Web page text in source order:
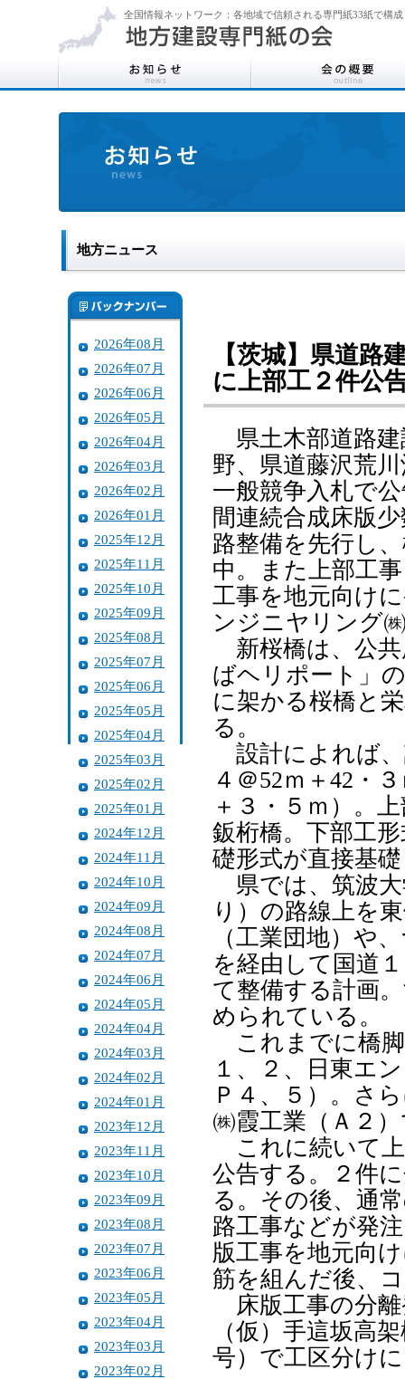
全国情報ネットワーク：各地域で信頼される専門紙33紙で構成
地方ニュース
2026年08月
2026年07月
2026年06月
2026年05月
2026年04月
2026年03月
2026年02月
2026年01月
2025年12月
2025年11月
2025年10月
2025年09月
2025年08月
2025年07月
2025年06月
2025年05月
2025年04月
2025年03月
2025年02月
2025年01月
2024年12月
2024年11月
2024年10月
2024年09月
2024年08月
2024年07月
2024年06月
2024年05月
2024年04月
2024年03月
2024年02月
2024年01月
2023年12月
2023年11月
2023年10月
2023年09月
2023年08月
2023年07月
2023年06月
2023年05月
2023年04月
2023年03月
2023年02月
【茨城】県道
に上部工２件公
県土木部道路建
野、県道藤沢荒
一般競争入札で
間連続合成床版
路整備を先行し
中。また上部工
工事を地元向け
ンジニヤリング
新桜橋は、公共
ばヘリポート」
に架かる桜橋と
る。
設計によれば、
４＠52ｍ＋42・
＋３・５ｍ）。
鈑桁橋。下部工
礎形式が直接基
県では、筑波大
り）の路線上を
（工業団地）や
を経由して国道
て整備する計画
められている。
これまでに橋脚
１、２、日東エ
Ｐ４、５）。さ
㈱霞工業（Ａ２
これに続いて上
公告する。２件
る。その後、通
路工事などが発
版工事を地元向
筋を組んだ後、
床版工事の分
（仮）手這坂高
号）で工区分け